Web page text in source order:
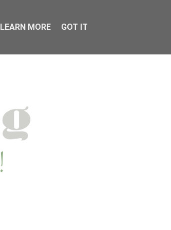
LEARN MORE GOT IT